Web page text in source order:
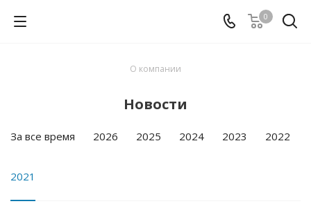
0
О компании
Новости
За все время 2026 2025 2024 2023 2022
2021